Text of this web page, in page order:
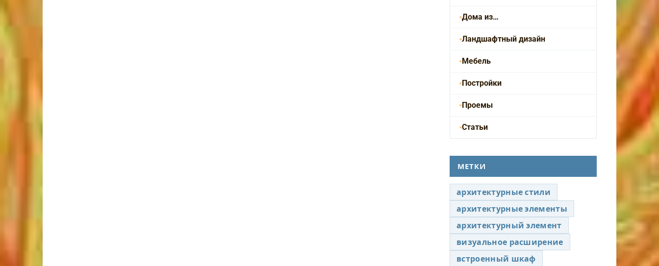
Дома из…
Ландшафтный дизайн
Мебель
Постройки
Проемы
Статьи
МЕТКИ
архитектурные стили
архитектурные элементы
архитектурный элемент
визуальное расширение
встроенный шкаф